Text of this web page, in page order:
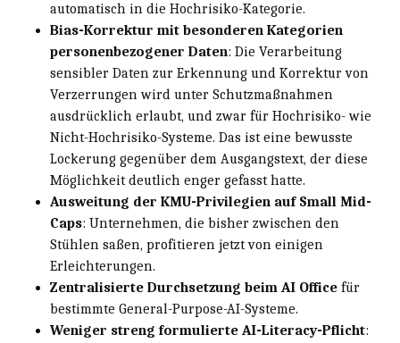
automatisch in die Hochrisiko-Kategorie.
Bias-Korrektur mit besonderen Kategorien
personenbezogener Daten: Die Verarbeitung
sensibler Daten zur Erkennung und Korrektur von
Verzerrungen wird unter Schutzmaßnahmen
ausdrücklich erlaubt, und zwar für Hochrisiko- wie
Nicht-Hochrisiko-Systeme. Das ist eine bewusste
Lockerung gegenüber dem Ausgangstext, der diese
Möglichkeit deutlich enger gefasst hatte.
Ausweitung der KMU-Privilegien auf Small Mid-
Caps: Unternehmen, die bisher zwischen den
Stühlen saßen, profitieren jetzt von einigen
Erleichterungen.
Zentralisierte Durchsetzung beim AI Office für
bestimmte General-Purpose-AI-Systeme.
Weniger streng formulierte AI-Literacy-Pflicht: